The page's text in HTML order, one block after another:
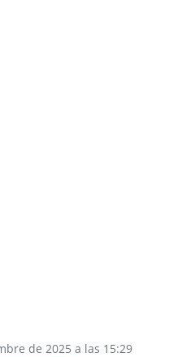
de 2025 a las 15:29